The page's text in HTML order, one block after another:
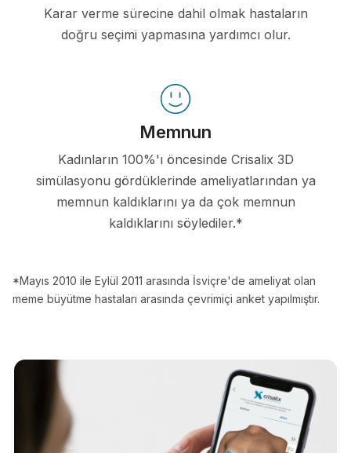
Karar verme sürecine dahil olmak hastaların
doğru seçimi yapmasına yardımcı olur.
Memnun
Kadınların 100%'ı öncesinde Crisalix 3D
simülasyonu gördüklerinde ameliyatlarından ya
memnun kaldıklarını ya da çok memnun
kaldıklarını söylediler.*
*Mayıs 2010 ile Eylül 2011 arasında İsviçre'de ameliyat olan
meme büyütme hastaları arasında çevrimiçi anket yapılmıştır.